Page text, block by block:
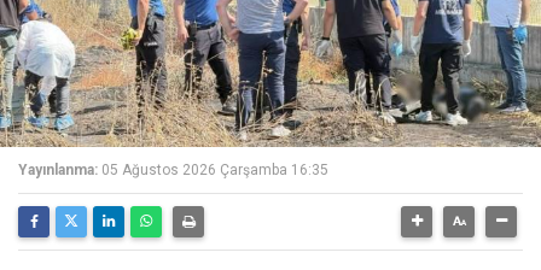
Yayınlanma: 05 Ağustos 2026 Çarşamba 16:35